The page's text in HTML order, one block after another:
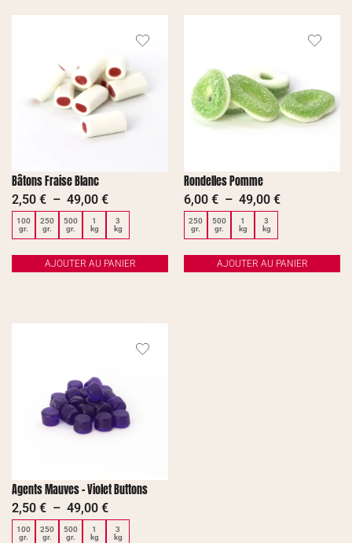
Bâtons Fraise Blanc
2,50 € – 49,00 €
100
gr.
250
gr.
500
gr.
1
kg
3
kg
AJOUTER AU PANIER
Rondelles Pomme
6,00 € – 49,00 €
250
gr.
500
gr.
1
kg
3
kg
AJOUTER AU PANIER
Agents Mauves – Violet Buttons
2,50 € – 49,00 €
100
gr.
250
gr.
500
gr.
1
kg
3
kg